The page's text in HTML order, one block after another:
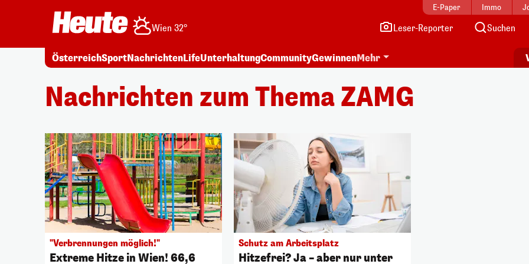
E-Paper Immo
Wien 32° Leser-Reporter Suchen
ÖsterreichSportNachrichtenLifeUnterhaltungCommunityGewinnenMehr
Nachrichten zum Thema ZAMG
"Verbrennungen möglich!"
Extreme Hitze in Wien! 66,6
Schutz am Arbeitsplatz
Hitzefrei? Ja – aber nur unter